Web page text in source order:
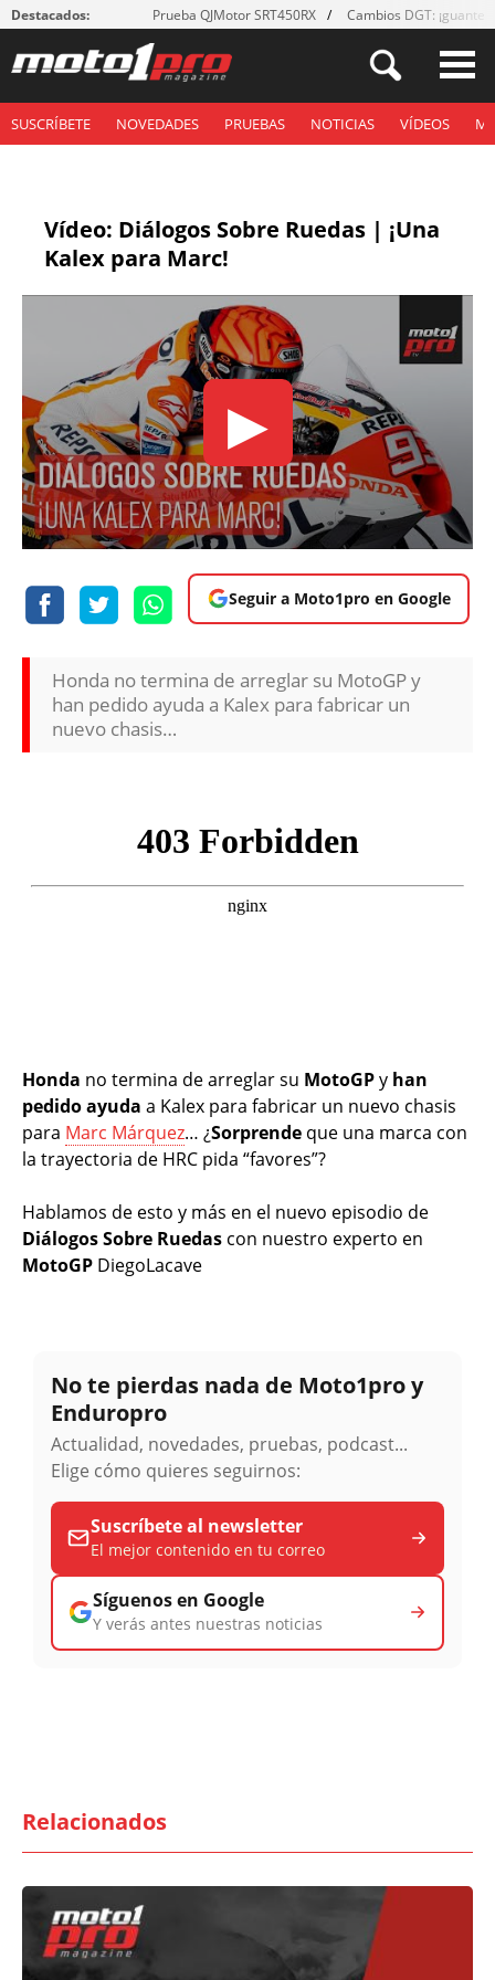
Destacados: Prueba QJMotor SRT450RX Cambios DGT: ¡guantes!
SUSCRÍBETE NOVEDADES PRUEBAS NOTICIAS VÍDEOS
Vídeo: Diálogos Sobre Ruedas | ¡Una
Kalex para Marc!
▶
Seguir a Moto1pro en Google
Honda no termina de arreglar su MotoGP y
han pedido ayuda a Kalex para fabricar un
nuevo chasis…
Honda no termina de arreglar su MotoGPy han
pedido ayuda a Kalex para fabricar un nuevo chasis
para Marc Márquez… ¿Sorprende que una marca con
la trayectoria de HRC pida “favores”?
Hablamos de esto y más en el nuevo episodio de
Diálogos Sobre Ruedas con nuestro experto en
MotoGP DiegoLacave
No te pierdas nada de Moto1pro y
Enduropro
Actualidad, novedades, pruebas, podcast...
Elige cómo quieres seguirnos:
Suscríbete al newsletter
El mejor contenido en tu correo
Síguenos en Google
Y verás antes nuestras noticias
Relacionados